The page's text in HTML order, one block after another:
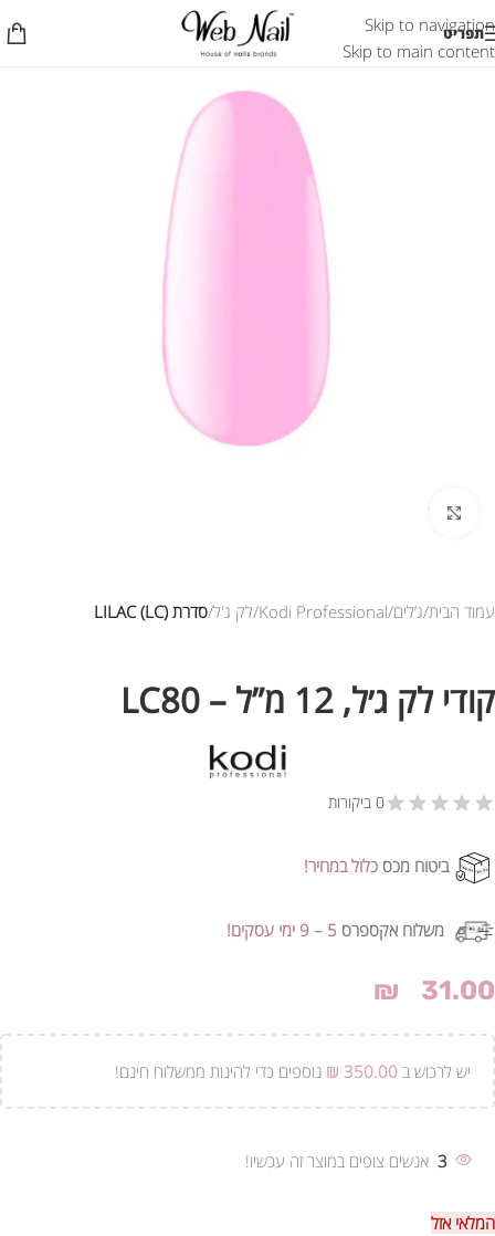
Skip to navigation
Skip to main content
תפריט
אזל המלאי
לחץ להגדלת התמונה
עמוד הבית ג’לים Kodi Professional לק ג'ל סדרת LILAC (LC)
קודי לק ג׳ל, 12 מ”ל – LC80
0 ביקורות
ביטוח מכס כלול במחיר!
משלוח אקספרס 5 – 9 ימי עסקים!
₪ 31.00
יש לרכוש ב ₪ 350.00 נוספים כדי להינות ממשלוח חינם!
3 אנשים צופים במוצר זה עכשיו!
המלאי אזל